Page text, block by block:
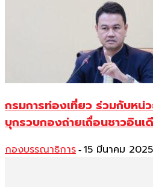
กรมการท่องเที่ยว ร่วมกับห
บุกรวบกองถ่ายเถื่อนชาวอินเ
กองบรรณาธิการ - 15 มีนาคม 2025